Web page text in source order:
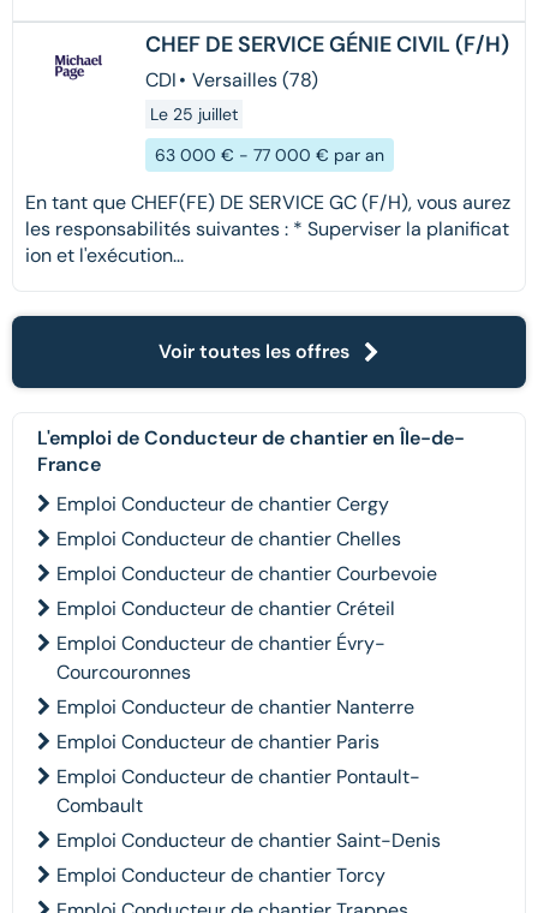
CHEF DE SERVICE GÉNIE CIVIL (F/H)
CDI• Versailles (78)
Le 25 juillet
63 000 € - 77 000 € par an
En tant que CHEF(FE) DE SERVICE GC (F/H), vous aurez
les responsabilités suivantes : * Superviser la planificat
ion et l'exécution...
Voir toutes les offres
L'emploi de Conducteur de chantier en Île-de-
France
Emploi Conducteur de chantier Cergy
Emploi Conducteur de chantier Chelles
Emploi Conducteur de chantier Courbevoie
Emploi Conducteur de chantier Créteil
Emploi Conducteur de chantier Évry-
Courcouronnes
Emploi Conducteur de chantier Nanterre
Emploi Conducteur de chantier Paris
Emploi Conducteur de chantier Pontault-
Combault
Emploi Conducteur de chantier Saint-Denis
Emploi Conducteur de chantier Torcy